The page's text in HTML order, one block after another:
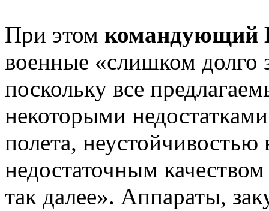
При этом командующий
военные «слишком долго
поскольку все
некоторыми
полета, неустойчивостью
недостаточным
так далее». Аппараты,